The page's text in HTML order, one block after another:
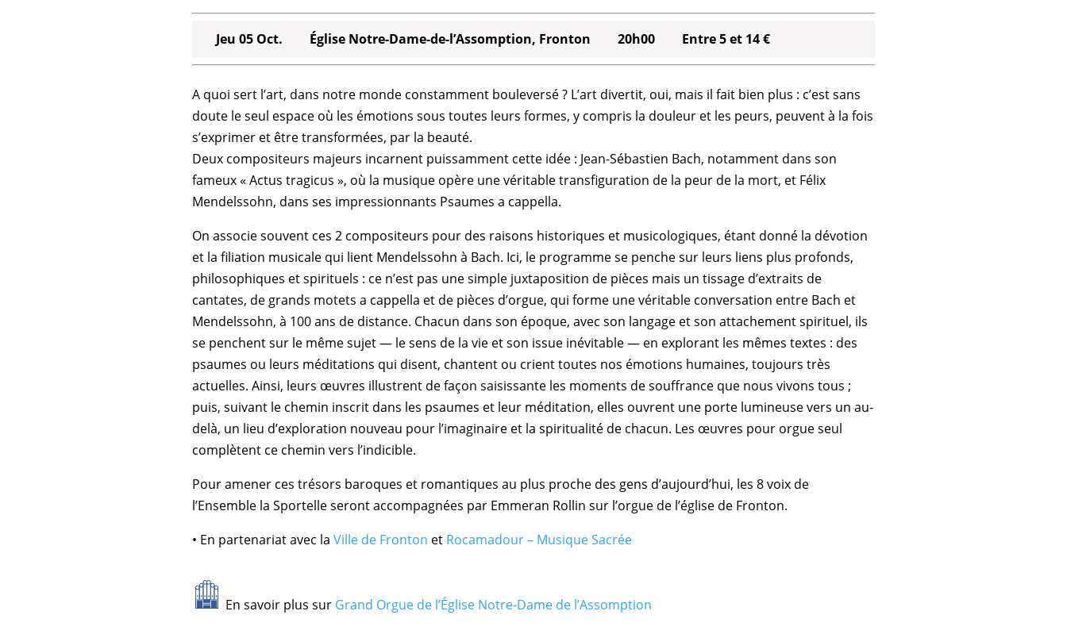
Jeu 05 Oct. Église Notre-Dame-de-l’Assomption, Fronton 20h00 Entre 5 et 14 €
A quoi sert l’art, dans notre monde constamment bouleversé ? L’art divertit, oui, mais il fait bien plus : c’est sans
doute le seul espace où les émotions sous toutes leurs formes, y compris la douleur et les peurs, peuvent à la fois
s’exprimer et être transformées, par la beauté.
Deux compositeurs majeurs incarnent puissamment cette idée : Jean-Sébastien Bach, notamment dans son
fameux « Actus tragicus », où la musique opère une véritable transfiguration de la peur de la mort, et Félix
Mendelssohn, dans ses impressionnants Psaumes a cappella.
On associe souvent ces 2 compositeurs pour des raisons historiques et musicologiques, étant donné la dévotion
et la filiation musicale qui lient Mendelssohn à Bach. Ici, le programme se penche sur leurs liens plus profonds,
philosophiques et spirituels : ce n’est pas une simple juxtaposition de pièces mais un tissage d’extraits de
cantates, de grands motets a cappella et de pièces d’orgue, qui forme une véritable conversation entre Bach et
Mendelssohn, à 100 ans de distance. Chacun dans son époque, avec son langage et son attachement spirituel, ils
se penchent sur le même sujet — le sens de la vie et son issue inévitable — en explorant les mêmes textes : des
psaumes ou leurs méditations qui disent, chantent ou crient toutes nos émotions humaines, toujours très
actuelles. Ainsi, leurs œuvres illustrent de façon saisissante les moments de souffrance que nous vivons tous ;
puis, suivant le chemin inscrit dans les psaumes et leur méditation, elles ouvrent une porte lumineuse vers un au-
delà, un lieu d’exploration nouveau pour l’imaginaire et la spiritualité de chacun. Les œuvres pour orgue seul
complètent ce chemin vers l’indicible.
Pour amener ces trésors baroques et romantiques au plus proche des gens d’aujourd’hui, les 8 voix de
l’Ensemble la Sportelle seront accompagnées par Emmeran Rollin sur l’orgue de l’église de Fronton.
• En partenariat avec la Ville de Fronton et Rocamadour – Musique Sacrée
En savoir plus sur Grand Orgue de l’Église Notre-Dame de l’Assomption